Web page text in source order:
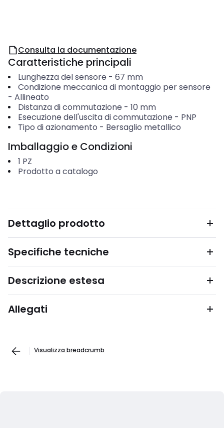
Consulta la documentazione
Caratteristiche principali
Lunghezza del sensore - 67 mm
Condizione meccanica di montaggio per sensore
- Allineato
Distanza di commutazione - 10 mm
Esecuzione dell'uscita di commutazione - PNP
Tipo di azionamento - Bersaglio metallico
Imballaggio e Condizioni
1 PZ
Prodotto a catalogo
Dettaglio prodotto
Specifiche tecniche
Descrizione estesa
Allegati
Visualizza breadcrumb